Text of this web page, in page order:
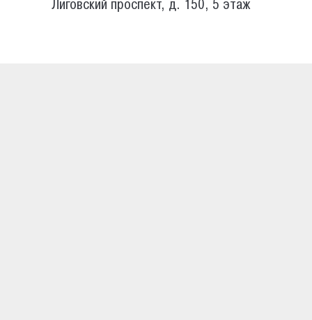
Лиговский проспект, д. 150, 5 этаж